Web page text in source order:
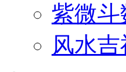
紫微斗
风水